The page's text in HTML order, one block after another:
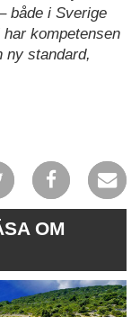
både i Sverige
kompetensen
ny standard,
OM